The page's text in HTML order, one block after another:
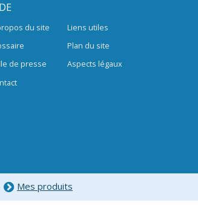
du site
de presse
Liens utiles
Plan du site
Aspects légaux
Mes produits